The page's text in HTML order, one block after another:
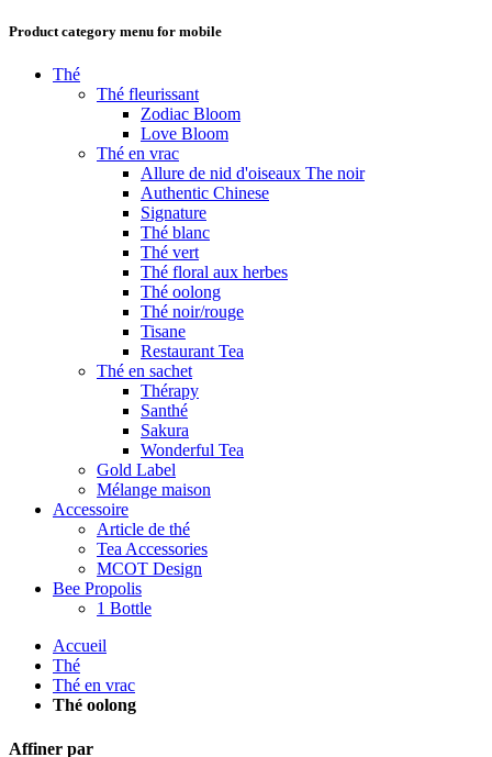
Product category menu for mobile
Thé
Thé fleurissant
Zodiac Bloom
Love Bloom
Thé en vrac
Allure de nid d'oiseaux The noir
Authentic Chinese
Signature
Thé blanc
Thé vert
Thé floral aux herbes
Thé oolong
Thé noir/rouge
Tisane
Restaurant Tea
Thé en sachet
Thérapy
Santhé
Sakura
Wonderful Tea
Gold Label
Mélange maison
Accessoire
Article de thé
Tea Accessories
MCOT Design
Bee Propolis
1 Bottle
Accueil
Thé
Thé en vrac
Thé oolong
Affiner par